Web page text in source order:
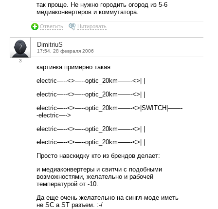
так проще. Не нужно городить огород из 5-6
медиаконвертеров и коммутатора.
Ответить Цитировать
3
DimitriuS
17:54, 28 февраля 2006
картинка примерно такая
electric—--<>—--optic_20km——-<>| |
electric—--<>—--optic_20km——-<>| |
electric—--<>—--optic_20km——-<>|SWITCH|——-
-electric—->
electric—--<>—--optic_20km——-<>| |
electric—--<>—--optic_20km——-<>| |
Просто навскидку кто из брендов делает:
и медиаконвертеры и свитчи с подобными
возможностями, желательно и рабочей
температурой от -10.
Да еще очень желательно на сингл-моде иметь
не SC а ST разъем. :-/